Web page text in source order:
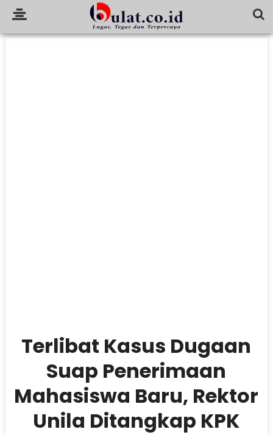
Terlibat Kasus Dugaan
Suap Penerimaan
Mahasiswa Baru, Rektor
Unila Ditangkap KPK